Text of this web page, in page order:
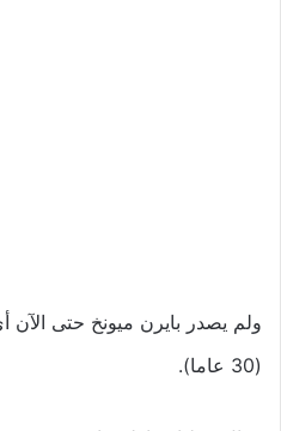
ولم يصدر بايرن ميونخ حتى الآن
(30 عاما).